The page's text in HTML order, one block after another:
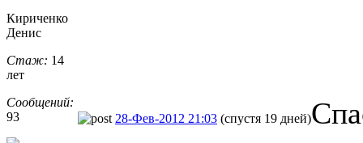
Кириченко
Денис
Стаж: 14
лет
Сообщений:
93
28-Фев-2012 21:03 (спустя 19 дней)